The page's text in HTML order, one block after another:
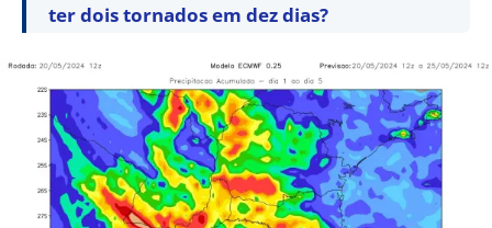
ter dois tornados em dez dias?